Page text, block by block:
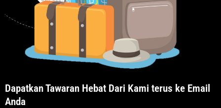
Dapatkan Tawaran Hebat Dari Kami terus ke Email
Anda